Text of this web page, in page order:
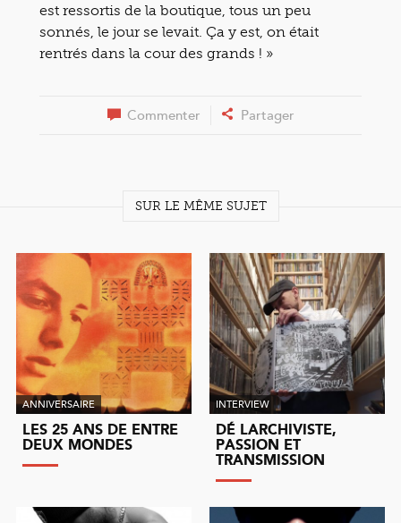
est ressortis de la boutique, tous un peu
sonnés, le jour se levait. Ça y est, on était
rentrés dans la cour des grands ! »
Commenter Partager
SUR LE MÊME SUJET
ANNIVERSAIRE
LES 25 ANS DE ENTRE
DEUX MONDES
INTERVIEW
DÉ LARCHIVISTE,
PASSION ET
TRANSMISSION